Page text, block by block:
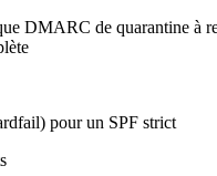
DMARC de quarantine à
pour un SPF strict